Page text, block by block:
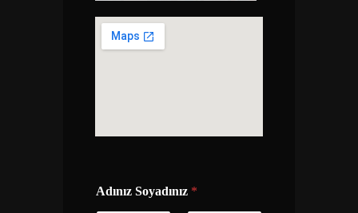
Adınız Soyadınız *